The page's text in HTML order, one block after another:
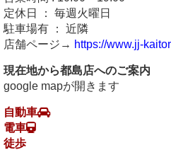
定休日 ： 毎週火曜日
駐車場有 ： 近隣
店舗ページ→ https://www.jj-
現在地から都島店へのご案内
google mapが開きます
自動車
電車
徒歩